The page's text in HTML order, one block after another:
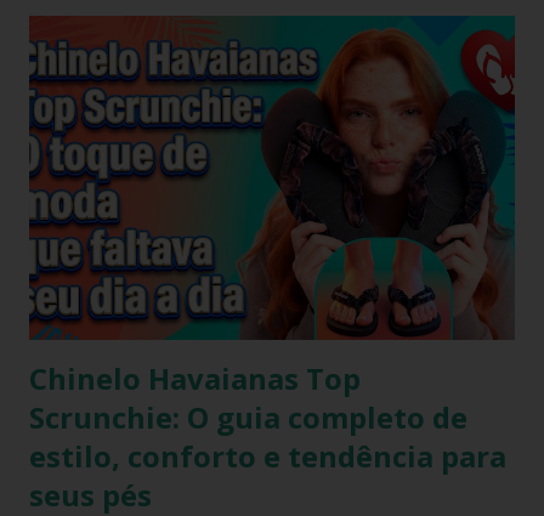
Chinelo Havaianas Top
Scrunchie: O guia completo de
estilo, conforto e tendência para
seus pés